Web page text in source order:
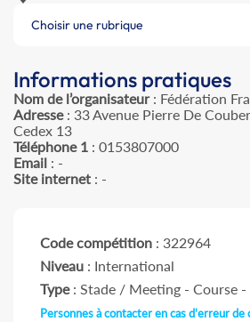
Choisir une rubrique
Informations pratiques
Nom de l’organisateur: Fédération
Adresse: 33 Avenue Pierre De
Cedex 13
Téléphone 1 : 0153807000
Email : -
Site internet : -
Code compétition : 322964
Niveau : International
Type: Stade / Meeting - Course -
Personnes à contacter en cas d'erreur de